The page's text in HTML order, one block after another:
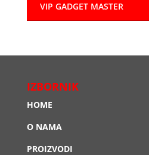
VIP GADGET MASTER
IZBORNIK
HOME
O NAMA
PROIZVODI